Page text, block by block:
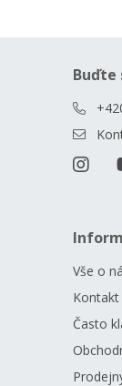
Buďte
Vše o
Kontakt
Často